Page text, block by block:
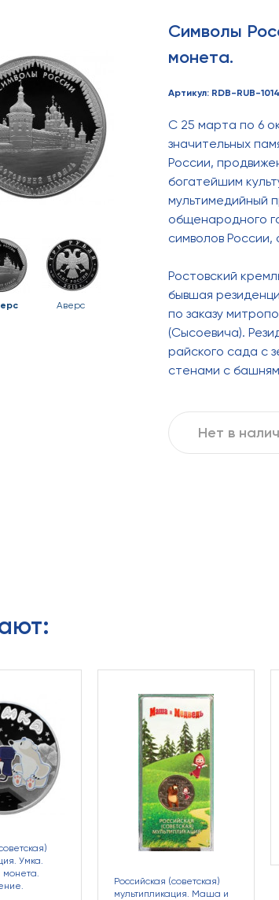
Аверс
Символы
монета.
Артикул: RDB-RUB-
С 25 марта по 6
значительных
России,
богатейшим
мультимедийный
общенародного
символов России,
Ростовский
бывшая
по заказу
(Сысоевича).
райского сада с
стенами с
Нет в
Умка.
Российская (советская)
мультипликация. Маша и